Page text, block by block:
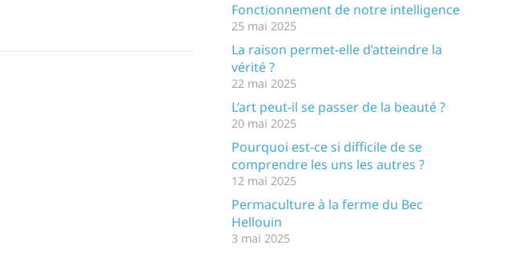
Fonctionnement de notre intelligence
25 mai 2025
La raison permet-elle d’atteindre la
vérité ?
22 mai 2025
L’art peut-il se passer de la beauté ?
20 mai 2025
Pourquoi est-ce si difficile de se
comprendre les uns les autres ?
12 mai 2025
Permaculture à la ferme du Bec
Hellouin
3 mai 2025